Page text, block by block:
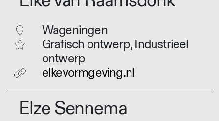
Wageningen
Grafisch ontwerp, Industrieel
ontwerp
elkevormgeving.nl
Elze Sennema